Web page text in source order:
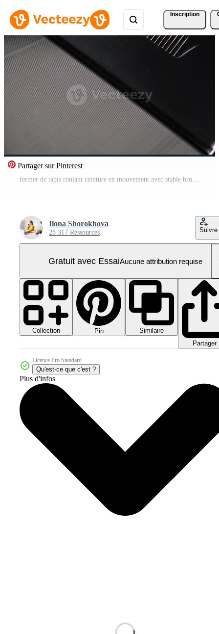
Inscription
Partager sur Pinterest
fermer de tapis roulant ceinture en mouvement avec stable bruit Vidéo Pro
Ilona Shorokhova
28 317 Ressources Suivre
Gratuit avec EssaiAucune attribution requise
Collection Pin
Similaire
Partager
Licence Pro Standard
Qu'est-ce que c'est ?
Plus d'infos